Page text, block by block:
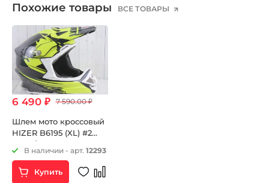
Похожие товары ВСЕ ТОВАРЫ
6 490 ₽ 7 590.00 ₽
Шлем мото кроссовый
HIZER B6195 (XL) #2
black/yellow
В наличии - арт. 12293
Купить